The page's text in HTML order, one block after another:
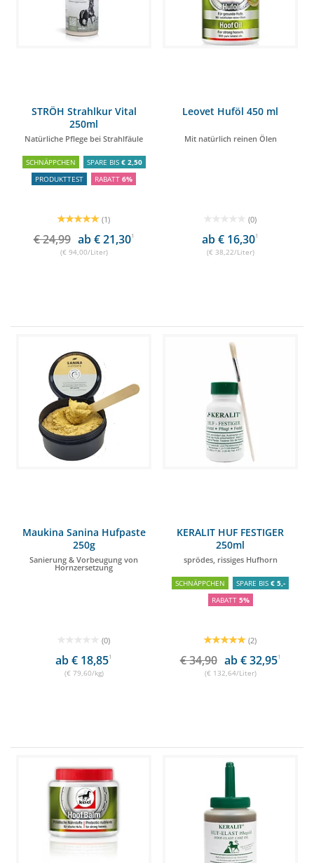
STRÖH Strahlkur Vital
250ml
Natürliche Pflege bei Strahlfäule
SCHNÄPPCHEN SPARE BIS € 2,50
PRODUKTTEST
RABATT 6%
(1)
€ 24,99 ab € 21,301
(€ 94,00/Liter)
Leovet Huföl 450 ml
Mit natürlich reinen Ölen
(0)
ab € 16,301
(€ 38,22/Liter)
Maukina Sanina Hufpaste
250g
Sanierung & Vorbeugung von
Hornzersetzung
(0)
ab € 18,851
(€ 79,60/kg)
KERALIT HUF FESTIGER
250ml
sprödes, rissiges Hufhorn
SCHNÄPPCHEN SPARE BIS € 5,-
RABATT 5%
(2)
€ 34,90 ab € 32,951
(€ 132,64/Liter)